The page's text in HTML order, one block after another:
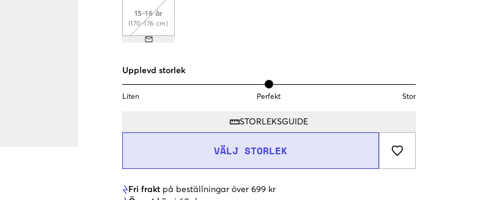
15-16 år
(170-176 cm)
Upplevd storlek
Liten Perfekt Stor
STORLEKSGUIDE
VÄLJ STORLEK
Fri frakt på beställningar över 699 kr